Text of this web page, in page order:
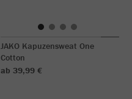
JAKO Kapuzensweat One
Cotton
ab 39,99 €